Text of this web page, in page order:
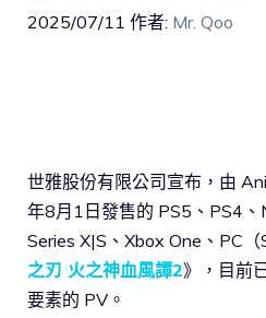
2025/07/11 作者: Mr. Qoo
世雅股份有限公司宣布，由
年8月1日發售的 PS5、PS4
Series X|S、Xbox One、PC
之刃 火之神血風譚2》，目前
要素的 PV。